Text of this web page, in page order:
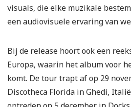
visuals, die elke muzikale
een audiovisuele ervaring van
Bij de release hoort ook een
Europa, waarin het album voor
komt. De tour trapt af op 29
Discotheca Florida in Ghedi,